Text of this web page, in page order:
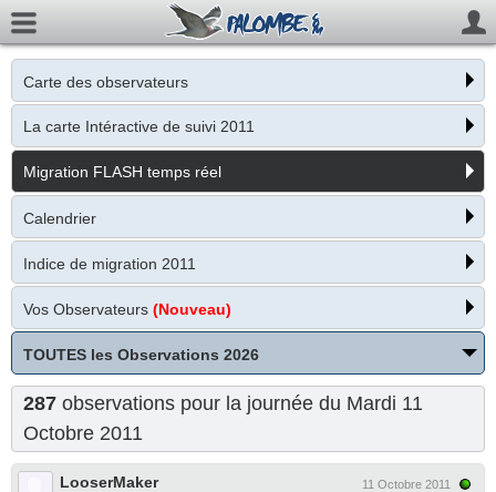
Carte des observateurs
La carte Intéractive de suivi 2011
Migration FLASH temps réel
Calendrier
Indice de migration 2011
Vos Observateurs (Nouveau)
TOUTES les Observations 2026
287 observations pour la journée du Mardi 11
Octobre 2011
LooserMaker
11 Octobre 2011